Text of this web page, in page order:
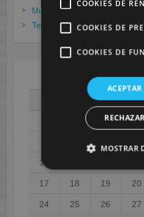
Murcia
(281)
Tenerife (20)
X J
10
17 18 19 20
24 25 26 27
COOKIES DE
COOKIES DE
COOKIES DE
MOSTRAR